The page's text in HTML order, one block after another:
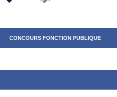
CONCOURS FONCTION PUBLIQUE